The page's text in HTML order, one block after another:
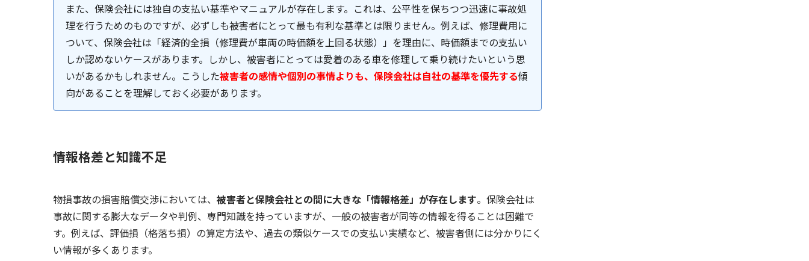
また、保険会社には独自の支払い基準やマニュアルが存在します。これは、公平性を保ちつつ迅速に事故処
理を行うためのものですが、必ずしも被害者にとって最も有利な基準とは限りません。例えば、修理費用に
ついて、保険会社は「経済的全損（修理費が車両の時価額を上回る状態）」を理由に、時価額までの支払い
しか認めないケースがあります。しかし、被害者にとっては愛着のある車を修理して乗り続けたいという思
いがあるかもしれません。こうした被害者の感情や個別の事情よりも、保険会社は自社の基準を優先する傾
向があることを理解しておく必要があります。
情報格差と知識不足
物損事故の損害賠償交渉においては、 被害者と保険会社との間に大きな「情報格差」が存在します。保険会社は
事故に関する膨大なデータや判例、専門知識を持っていますが、一般の被害者が同等の情報を得ることは困難で
す。例えば、評価損（格落ち損）の算定方法や、過去の類似ケースでの支払い実績など、被害者側には分かりにく
い情報が多くあります。